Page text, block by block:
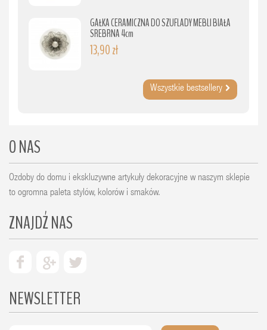
GAŁKA CERAMICZNA DO SZUFLADY MEBLI BIAŁA
SREBRNA 4cm
13,90 zł
Wszystkie bestsellery
O NAS
Ozdoby do domu i ekskluzywne artykuły dekoracyjne w naszym sklepie
to ogromna paleta stylów, kolorów i smaków.
ZNAJDŹ NAS
NEWSLETTER